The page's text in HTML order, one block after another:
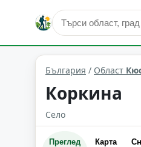
Коркина Област:
България / Област
Коркина
Село
Преглед Карта